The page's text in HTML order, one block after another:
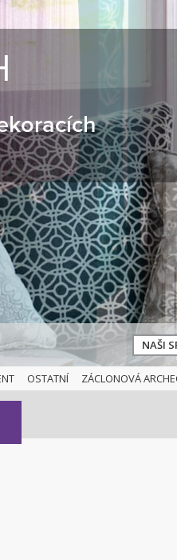
NAŠI
OSTATNÍ ZÁCLONOVÁ